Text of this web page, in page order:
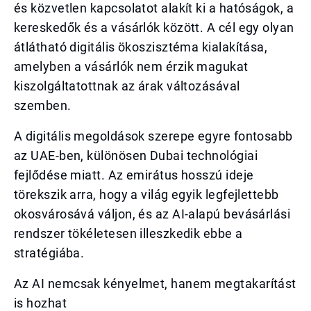
és közvetlen kapcsolatot alakít ki a hatóságok, a
kereskedők és a vásárlók között. A cél egy olyan
átlátható digitális ökoszisztéma kialakítása,
amelyben a vásárlók nem érzik magukat
kiszolgáltatottnak az árak változásával
szemben.
A digitális megoldások szerepe egyre fontosabb
az UAE-ben, különösen Dubai technológiai
fejlődése miatt. Az emirátus hosszú ideje
törekszik arra, hogy a világ egyik legfejlettebb
okosvárosává váljon, és az AI-alapú bevásárlási
rendszer tökéletesen illeszkedik ebbe a
stratégiába.
Az AI nemcsak kényelmet, hanem megtakarítást
is hozhat